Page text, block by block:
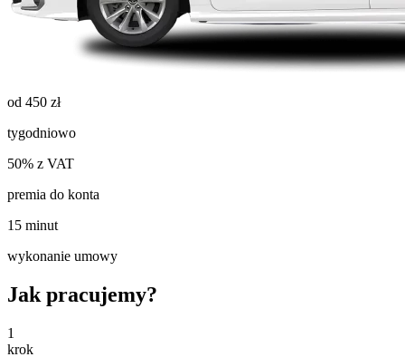
od 450 zł
tygodniowo
50% z VAT
premia do konta
15 minut
wykonanie umowy
Jak pracujemy?
1
krok